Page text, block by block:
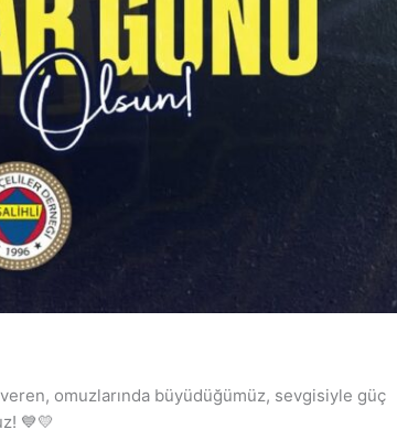
omuzlarında büyüdüğümüz, sevgisiyle güç
💙💛